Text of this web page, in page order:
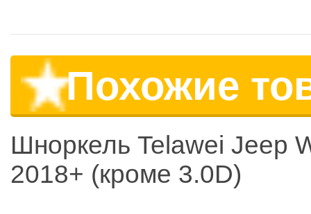
Похожие
Шноркель Telawei Jeep
2018+ (кроме 3.0D)